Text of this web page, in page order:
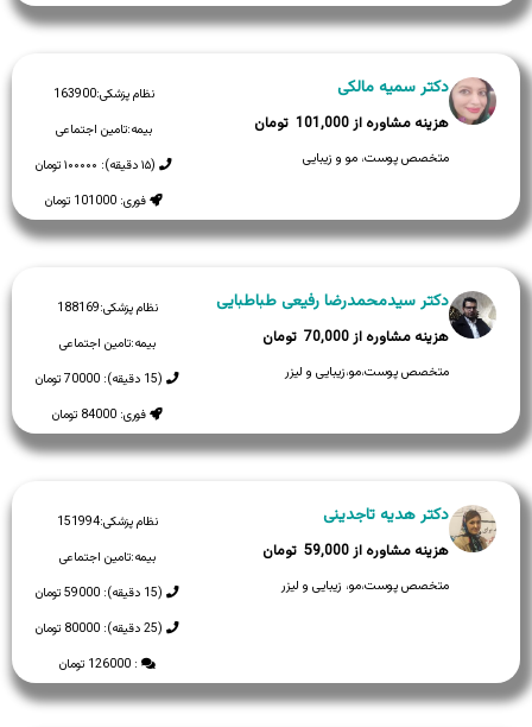
نظام پزشکی:163900
بیمه:تامین اجتماعی
(۱۵ دقیقه): ۱۰۰۰۰۰ تومان
فوری: 101000 تومان
دکتر سمیه مالکی
101,000
متخصص پوست، مو و زیبایی
نظام پزشکی:188169
بیمه:تامین اجتماعی
(15 دقیقه): 70000 تومان
فوری: 84000 تومان
دکتر سیدمحمدرضا رفیعی طباطبایی
70,000
متخصص پوست،مو،زیبایی و لیزر
نظام پزشکی:151994
بیمه:تامین اجتماعی
(15 دقیقه): 59000 تومان
(25 دقیقه): 80000 تومان
: 126000 تومان
دکتر هدیه تاجدینی
59,000
متخصص پوست،مو، زیبایی و لیزر